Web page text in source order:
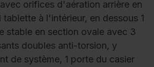
orifices d'aération arrière en
tablette à l'intérieur, en dessous 1
stable en section ovale avec 3
doubles anti-torsion, y
de système, 1 porte du casier